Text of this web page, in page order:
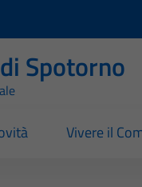
Spotorno
Vivere il